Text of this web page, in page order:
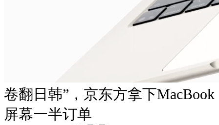
卷翻日韩”，京东方拿下MacBook
屏幕一半订单